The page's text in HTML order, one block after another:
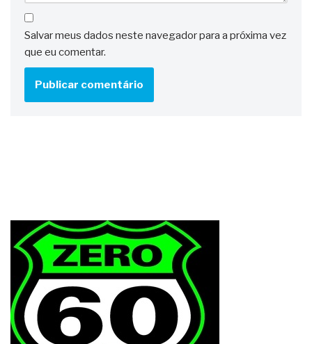
Salvar meus dados neste navegador para a próxima vez
que eu comentar.